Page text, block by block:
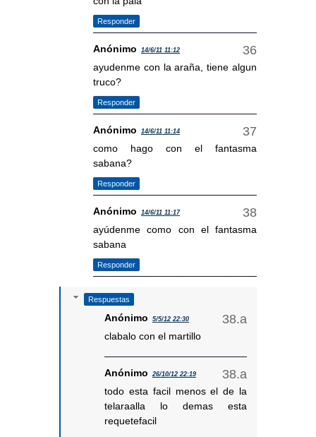
Responder
Anónimo 14/6/11 11:12
ayudenme con la araña, tiene algun
truco?
Responder
Anónimo 14/6/11 11:14
como hago con el fantasma
sabana?
Responder
Anónimo 14/6/11 11:17
ayúdenme como con el fantasma
sabana
Responder
Respuestas
Anónimo 5/5/12 22:30
clabalo con el martillo
Anónimo 26/10/12 22:19
todo esta facil menos el de la
telaraalla lo demas esta
requetefacil